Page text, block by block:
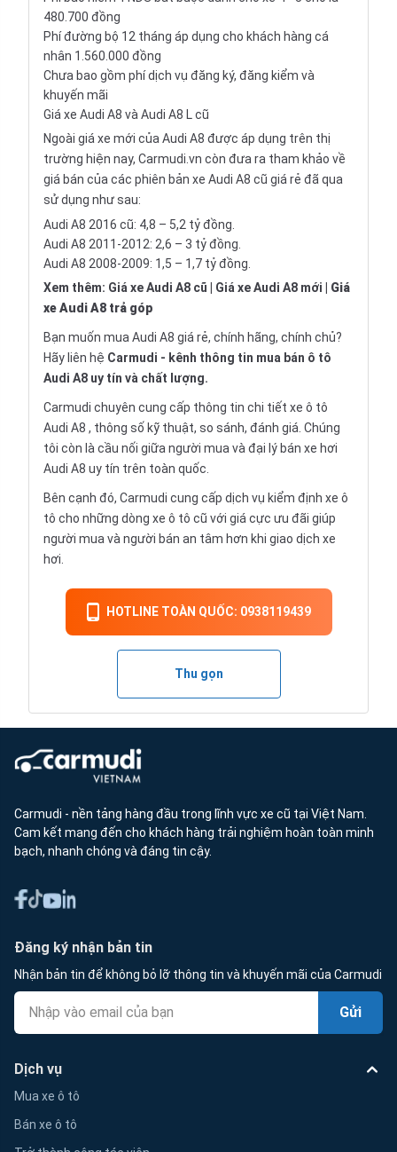
480.700 đồng
Phí đường bộ 12 tháng áp dụng cho khách hàng cá
nhân 1.560.000 đồng
Chưa bao gồm phí dịch vụ đăng ký, đăng kiểm và
khuyến mãi
Giá xe Audi A8 và Audi A8 L cũ
Ngoài giá xe mới của Audi A8 được áp dụng trên thị
trường hiện nay, Carmudi.vn còn đưa ra tham khảo về
giá bán của các phiên bản xe Audi A8 cũ giá rẻ đã qua
sử dụng như sau:
Audi A8 2016 cũ: 4,8 – 5,2 tỷ đồng.
Audi A8 2011-2012: 2,6 – 3 tỷ đồng.
Audi A8 2008-2009: 1,5 – 1,7 tỷ đồng.
Xem thêm: Giá xe Audi A8 cũ Giá xe Audi A8 mới
Giá
xe Audi A8 trả góp
Bạn muốn mua Audi A8 giá rẻ, chính hãng, chính chủ?
Hãy liên hệ Carmudi - kênh thông tin mua bán ô tô
Audi A8 uy tín và chất lượng.
Carmudi chuyên cung cấp thông tin chi tiết xe ô tô
Audi A8 , thông số kỹ thuật, so sánh, đánh giá. Chúng
tôi còn là cầu nối giữa người mua và đại lý bán xe hơi
Audi A8 uy tín trên toàn quốc.
Bên cạnh đó, Carmudi cung cấp dịch vụ kiểm định xe ô
tô cho những dòng xe ô tô cũ với giá cực ưu đãi giúp
người mua và người bán an tâm hơn khi giao dịch xe
hơi.
HOTLINE TOÀN QUỐC: 0938119439
Thu gọn
Carmudi - nền tảng hàng đầu trong lĩnh vực xe cũ tại Việt Nam.
Cam kết mang đến cho khách hàng trải nghiệm hoàn toàn minh
bạch, nhanh chóng và đáng tin cậy.
Đăng ký nhận bản tin
Nhận bản tin để không bỏ lỡ thông tin và khuyến mãi của Carmudi
Gửi
Dịch vụ
Mua xe ô tô
Bán xe ô tô